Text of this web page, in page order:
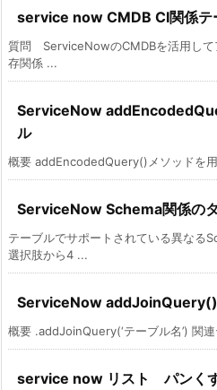
service now CMDB CI関係
質問 ServiceNowのCMDBを活用して
存関係 ...
ServiceNow
ル
概要 addEncodedQuery()メソッドを
ServiceNow Schema関係の
テーブルでサポートされている異なる
選択肢から4 ...
ServiceNow addJoinQuery()
概要 .addJoinQuery(‘テーブル名’) 関
service now リスト パンく